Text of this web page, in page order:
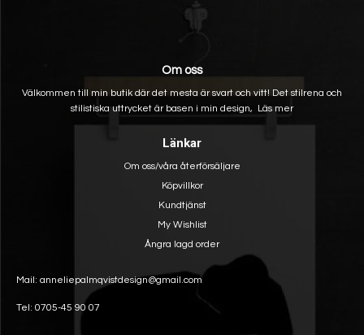
Om oss
Välkommen till min butik där det mesta är svart och vitt! Det stilrena och
stilistiska uttrycket är basen i min design, Läs mer
Länkar
Om oss/våra återförsäljare
Köpvillkor
Kundtjänst
My Wishlist
Ångra lagd order
Mail: anneliepalmqvistdesign@gmail.com
Tel: 0705-45 90 07